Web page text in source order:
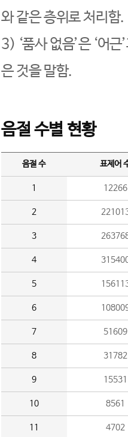
와 같은 층위로 처리함.
3) ‘품사 없음’은 ‘어
은 것을 말함.
음절 수별 현황
음절 수 표제어
1 12266
2
3
4
5
6
7 51609
8 31782
9 15531
10 8561
11 4702